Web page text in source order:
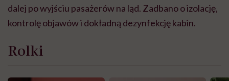
dalej po wyjściu pasażerów na ląd. Zadbano o izolację,
kontrolę objawów i dokładną dezynfekcję kabin.
Rolki